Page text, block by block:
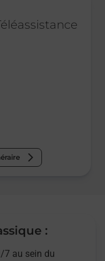
:
7 au sein du